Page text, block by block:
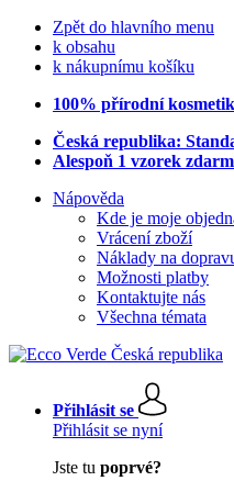
Zpět do hlavního menu
k obsahu
k nákupnímu košíku
100% přírodní
Česká republika:
Alespoň 1 vzorek
Nápověda
Kde je moje
Vrácení zboží
Náklady na
Možnosti platby
Kontaktujte nás
Všechna témata
Přihlásit se
Přihlásit se nyní
Jste tu poprvé?